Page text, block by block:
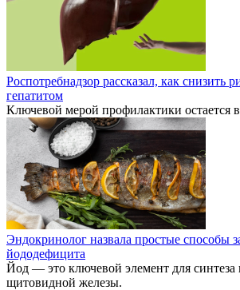
Роспотребнадзор рассказал, как снизить
гепатитом
Ключевой мерой профилактики остается
Эндокринолог назвала простые способы
йододефицита
Йод — это ключевой элемент для синтеза
щитовидной железы.